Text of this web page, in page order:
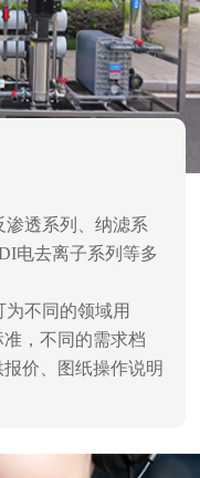
透系列、纳滤系
电去离子系列等多
不同的领域用
，不同的需求档
价、图纸操作说明